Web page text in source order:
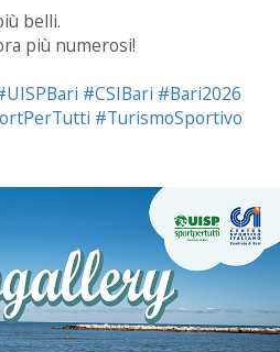
belli.
più numerosi!
#CSIBari #Bari2026
#TurismoSportivo